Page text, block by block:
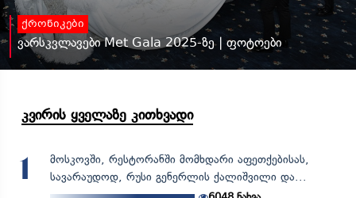
ქრონიკები
ვარსკვლავები Met Gala 2025-ზე | ფოტოები
კვირის ყველაზე კითხვადი
1
მოსკოვში, რესტორანში მომხდარი აფეთქებისას,
სავარაუდოდ, რუსი გენერლის ქალიშვილი და...